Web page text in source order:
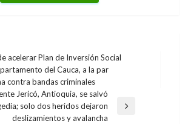
acelerar Plan de Inversión Social
del Cauca, a la par
contra bandas criminales
Jericó, Antioquia, se salvó
solo dos heridos dejaron
deslizamientos y avalancha